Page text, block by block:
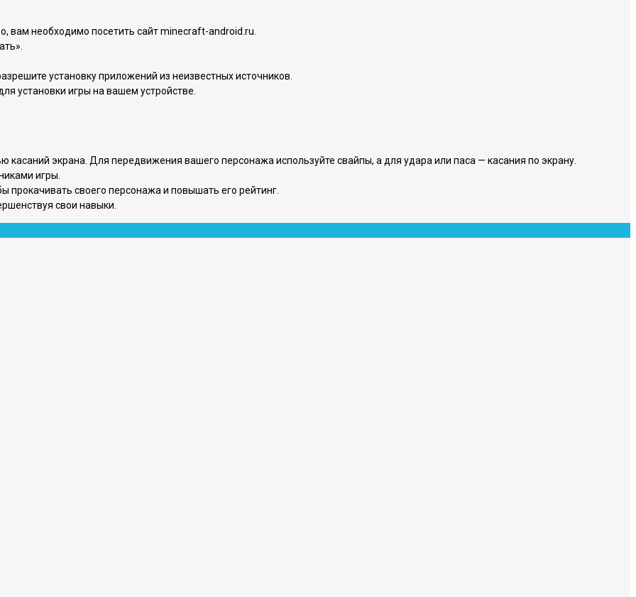
вам необходимо посетить сайт minecraft-android.ru.
установку приложений из неизвестных источников.
установки игры на вашем устройстве.
касаний экрана. Для передвижения вашего персонажа используйте свайпы, а для удара или паса — касания по экрану.
игры.
прокачивать своего персонажа и повышать его рейтинг.
свои навыки.